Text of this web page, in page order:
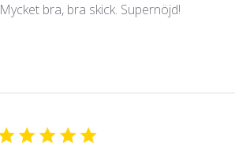
Mycket bra, bra skick. Supernöjd!